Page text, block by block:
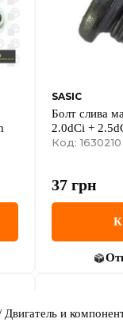
SASIC
Болт слива
2.0dCi +
Код: 1630210
37 грн
Двигатель и